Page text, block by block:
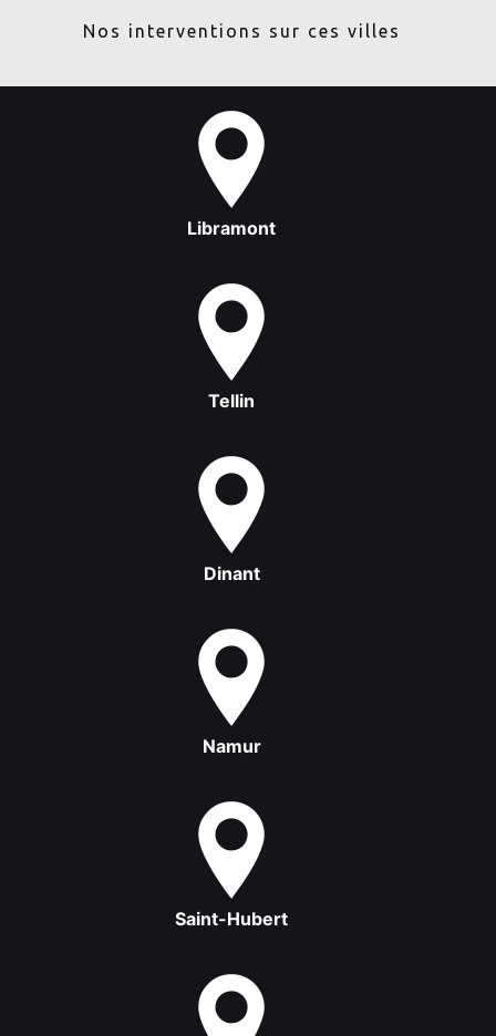
Nos interventions sur ces villes
Libramont
Tellin
Dinant
Namur
Saint-Hubert